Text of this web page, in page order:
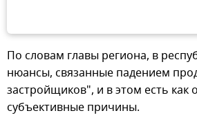
По словам главы региона, в
нюансы, связанные падением
застройщиков", и в этом есть как
субъективные причины.